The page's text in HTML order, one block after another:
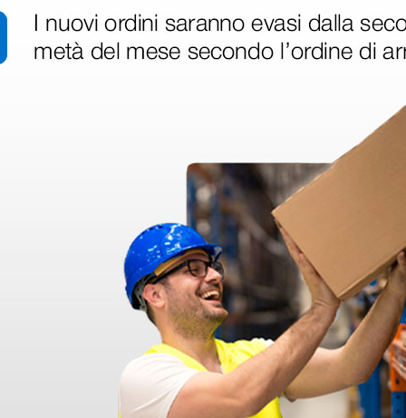
Sacca monouso con
coperchio per vaso
aspiratore - 2 litri
Basic
60 lit/